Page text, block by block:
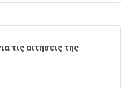
τις αιτήσεις της